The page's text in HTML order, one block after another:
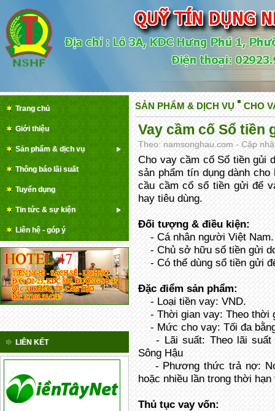
Trang chủ
Giới thiệu
Sản phẩm & dịch vụ
Thông báo lãi suất
Tuyển dụng
Tin tức & sự kiện
Liên hệ - góp ý
LIÊN KẾT
SẢN PHẨM & DỊCH VỤ CHO
Vay cầm cố Sổ tiền
Theo: namsonghau.com - Cập
Cho vay cầm cố Sổ tiền gủi
sản phẩm tín dụng dành
cầu cầm cố sổ tiền gửi để
hay tiêu dùng.
Đối tượng & điều kiện:
- Cá nhân người Việt Nam.
- Chủ sở hữu sổ tiền gửi do
- Có thể dùng sổ tiền gửi
Đặc điểm sản phẩm:
- Loại tiền vay: VND.
- Thời gian vay: Theo thời
- Mức cho vay: Tối đa
- Lãi suất: Theo lãi suất
Sông Hậu
- Phương thức trả nợ: Nợ
hoặc nhiều lần trong thời hạn
Thủ tục vay vốn: